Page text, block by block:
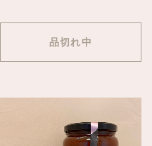
品切れ中